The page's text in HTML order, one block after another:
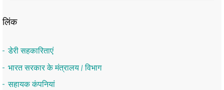
लिंक
डेरी सहकारिताएं
भारत सरकार के मंत्रालय / विभाग
सहायक कंपनियां